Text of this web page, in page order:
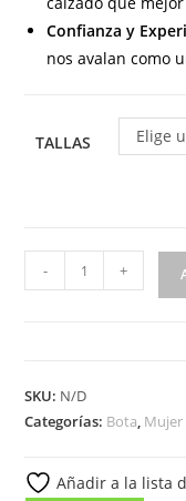
Confianza y
nos avalan como
TALLAS Elige
Botín
piel
con
y
- +
SKU: N/D
Categorías: Bota, Mujer
Añadir a la lista